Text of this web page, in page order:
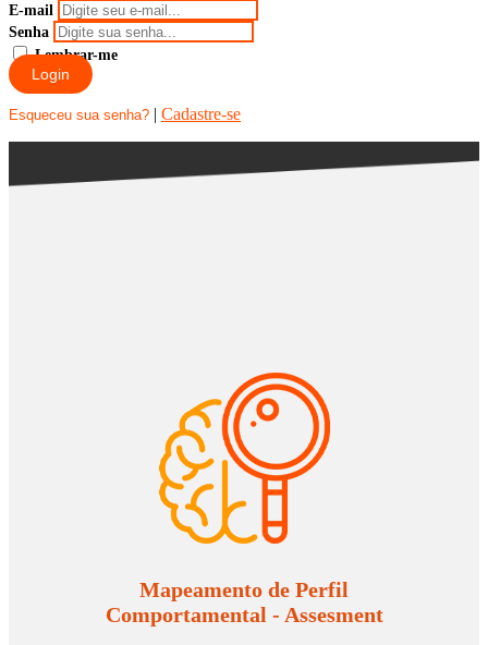
E-mail
Senha
Lembrar-me
Login
Esqueceu sua senha? | Cadastre-se
Mapeamento de Perfil
Comportamental - Assesment